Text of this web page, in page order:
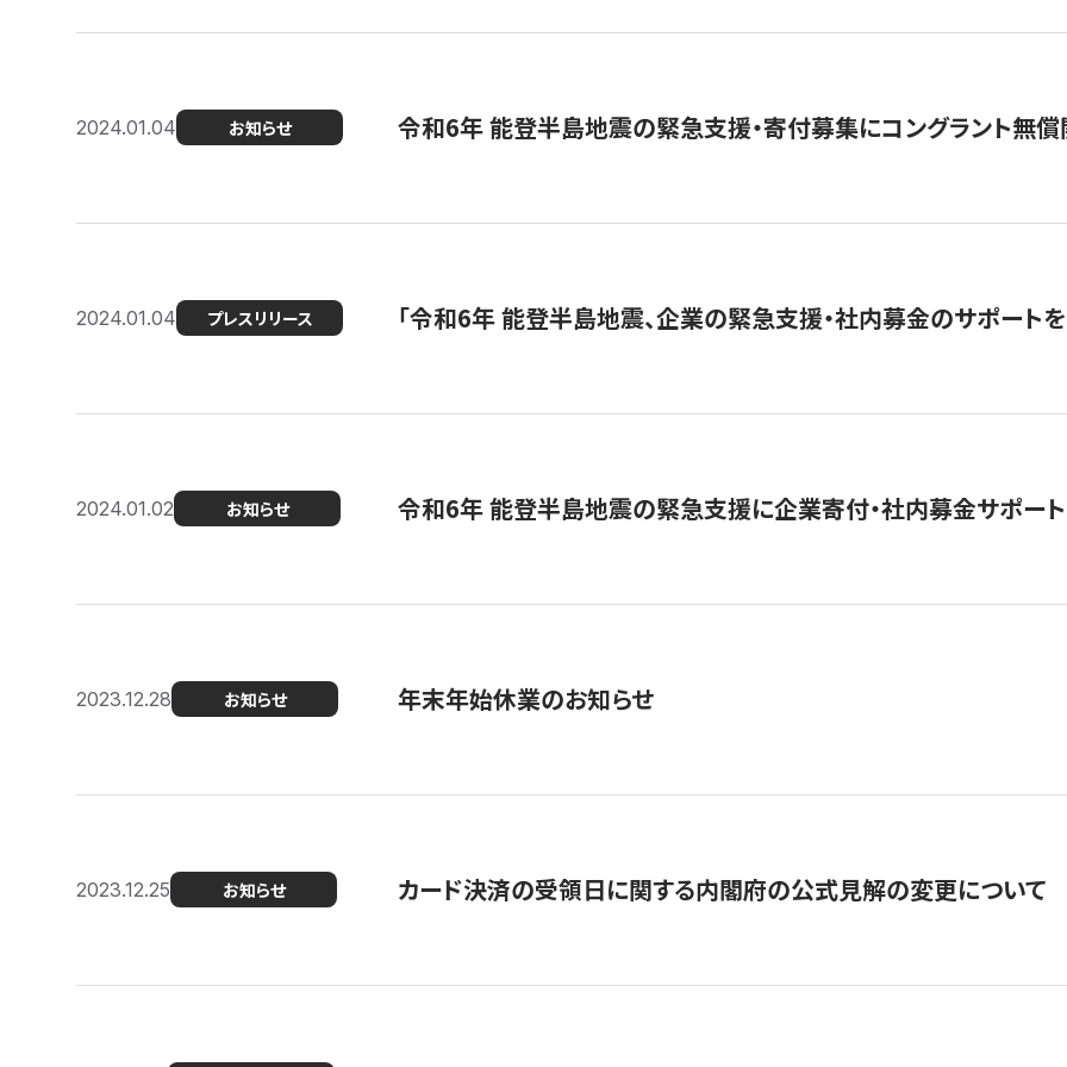
2024.01.04 お知らせ 令和6年 能登半島地震の緊急支援・寄付募集にコングラント無償
2024.01.04 プレスリリース 「令和6年 能登半島地震、企業の緊急支援・社内募金のサポートを
2024.01.02 お知らせ 令和6年 能登半島地震の緊急支援に企業寄付・社内募金サポート
2023.12.28 お知らせ 年末年始休業のお知らせ
2023.12.25 お知らせ カード決済の受領日に関する内閣府の公式見解の変更について